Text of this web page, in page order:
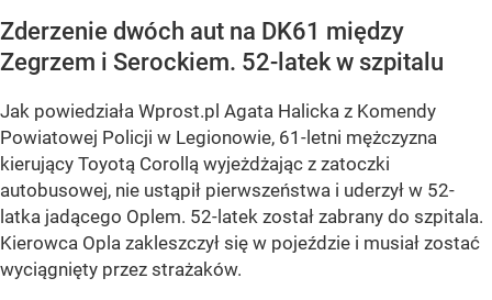
Zderzenie dwóch aut na DK61 między
Zegrzem i Serockiem. 52-latek w szpitalu
Jak powiedziała Wprost.pl Agata Halicka z Komendy
Powiatowej Policji w Legionowie, 61-letni mężczyzna
kierujący Toyotą Corollą wyjeżdżając z zatoczki
autobusowej, nie ustąpił pierwszeństwa i uderzył w 52-
latka jadącego Oplem. 52-latek został zabrany do szpitala.
Kierowca Opla zakleszczył się w pojeździe i musiał zostać
wyciągnięty przez strażaków.